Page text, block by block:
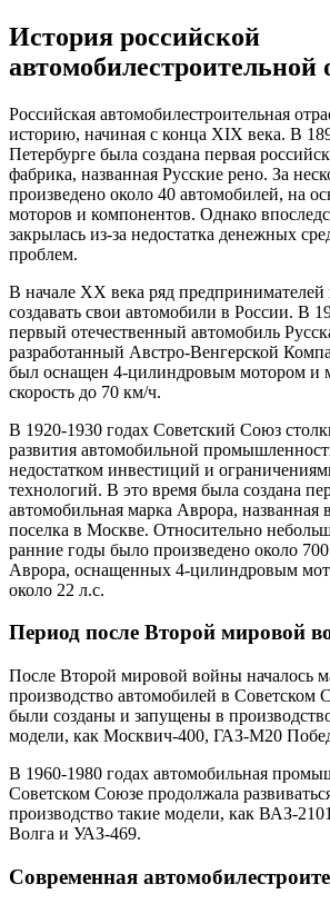
История российской
автомобилестроительной
Российская автомобилестроительная
историю, начиная с конца XIX века. В
Петербурге была создана первая
фабрика, названная Русские рено. За
произведено около 40 автомобилей, на
моторов и компонентов. Однако
закрылась из-за недостатка денежных
проблем.
В начале XX века ряд
создавать свои автомобили в России. В
первый отечественный автомобиль
разработанный Австро-Венгерской
был оснащен 4-цилиндровым мотором и
скорость до 70 км/ч.
В 1920-1930 годах Советский Союз
развития автомобильной
недостатком инвестиций и
технологий. В это время была создана
автомобильная марка Аврора, названная
поселка в Москве. Относительно
ранние годы было произведено около
Аврора, оснащенных 4-цилиндровым
около 22 л.с.
Период после Второй мировой
После Второй мировой войны началось
производство автомобилей в Советском
были созданы и запущены в
модели, как Москвич-400, ГАЗ-М20
В 1960-1980 годах автомобильная
Советском Союзе продолжала
производство такие модели, как ВАЗ-
Волга и УАЗ-469.
Современная